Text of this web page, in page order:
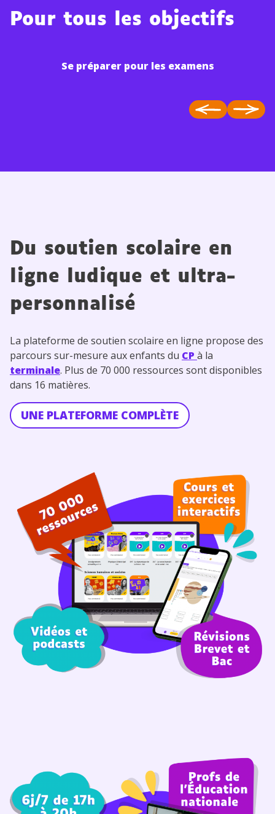
Pour tous les objectifs
Se préparer pour les examens
Du soutien scolaire en
ligne ludique et ultra-
personnalisé
La plateforme de soutien scolaire en ligne propose des
parcours sur-mesure aux enfants du CP à la
terminale. Plus de 70 000 ressources sont disponibles
dans 16 matières.
UNE PLATEFORME COMPLÈTE